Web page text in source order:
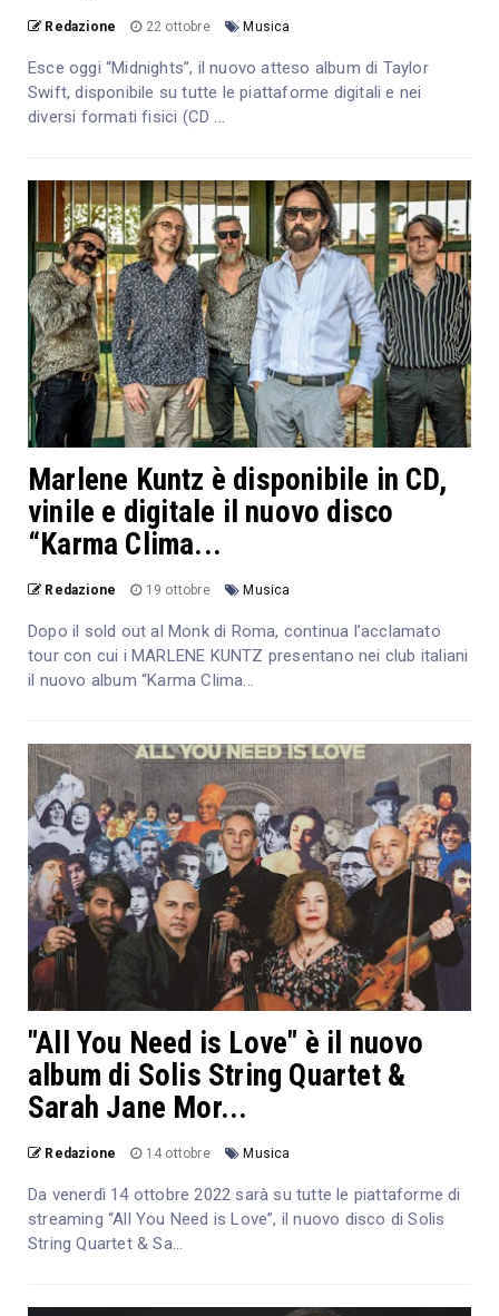
Redazione 22 ottobre Musica
Esce oggi “Midnights”, il nuovo atteso album di Taylor
Swift, disponibile su tutte le piattaforme digitali e nei
diversi formati fisici (CD ...
Marlene Kuntz è disponibile in CD,
vinile e digitale il nuovo disco
“Karma Clima...
Redazione 19 ottobre Musica
Dopo il sold out al Monk di Roma, continua l’acclamato
tour con cui i MARLENE KUNTZ presentano nei club italiani
il nuovo album “Karma Clima...
"All You Need is Love" è il nuovo
album di Solis String Quartet &
Sarah Jane Mor...
Redazione 14 ottobre Musica
Da venerdì 14 ottobre 2022 sarà su tutte le piattaforme di
streaming “All You Need is Love”, il nuovo disco di Solis
String Quartet & Sa...